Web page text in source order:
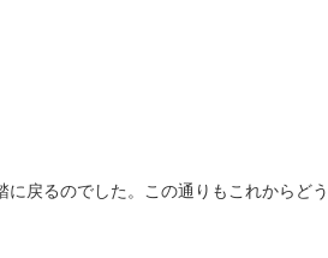
戻るのでした。この通りもこれからどう